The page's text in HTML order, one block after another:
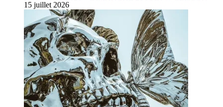
15 juillet 2026